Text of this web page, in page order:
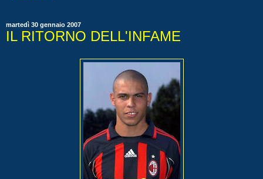
martedì 30 gennaio 2007
IL RITORNO DELL'INFAME